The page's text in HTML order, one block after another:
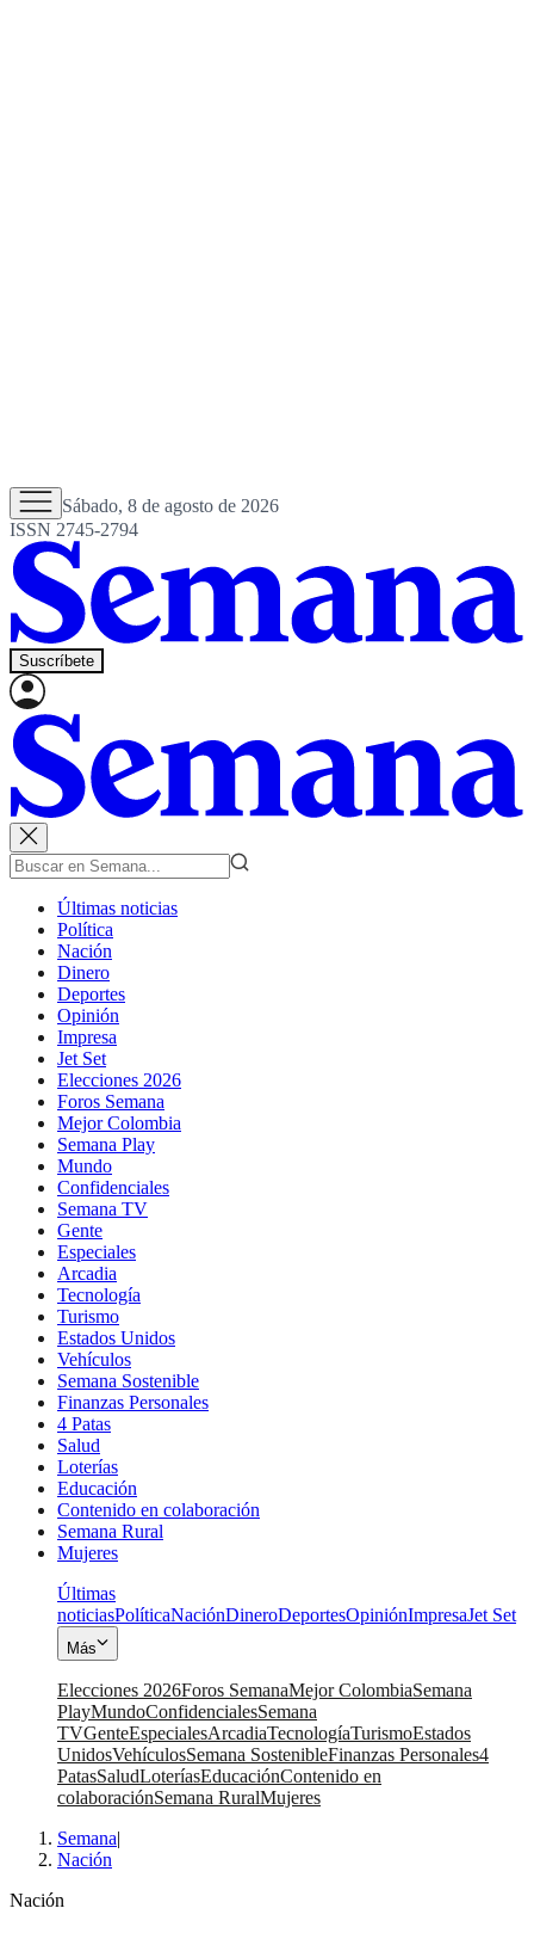
Sábado, 8 de agosto de 2026
ISSN 2745-2794
Suscríbete
Últimas noticias
Política
Nación
Dinero
Deportes
Opinión
Impresa
Jet Set
Elecciones 2026
Foros Semana
Mejor Colombia
Semana Play
Mundo
Confidenciales
Semana TV
Gente
Especiales
Arcadia
Tecnología
Turismo
Estados Unidos
Vehículos
Semana Sostenible
Finanzas Personales
4 Patas
Salud
Loterías
Educación
Contenido en colaboración
Semana Rural
Mujeres
Últimas
noticiasPolíticaNaciónDineroDeportesOpiniónImpresaJet Set
Más
Elecciones 2026Foros SemanaMejor ColombiaSemana
PlayMundoConfidencialesSemana
TVGenteEspecialesArcadiaTecnologíaTurismoEstados
UnidosVehículosSemana SostenibleFinanzas Personales4
PatasSaludLoteríasEducaciónContenido en
colaboraciónSemana RuralMujeres
Semana|
Nación
Nación